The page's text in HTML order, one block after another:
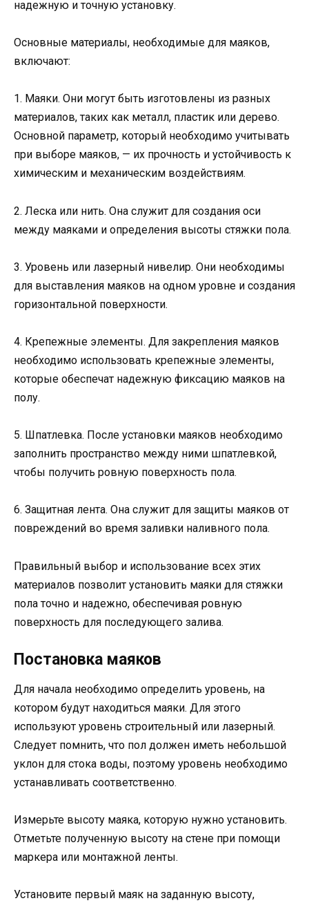
надежную и точную установку.
Основные материалы, необходимые для маяков,
включают:
1. Маяки. Они могут быть изготовлены из разных
материалов, таких как металл, пластик или дерево.
Основной параметр, который необходимо учитывать
при выборе маяков, — их прочность и устойчивость к
химическим и механическим воздействиям.
2. Леска или нить. Она служит для создания оси
между маяками и определения высоты стяжки пола.
3. Уровень или лазерный нивелир. Они необходимы
для выставления маяков на одном уровне и создания
горизонтальной поверхности.
4. Крепежные элементы. Для закрепления маяков
необходимо использовать крепежные элементы,
которые обеспечат надежную фиксацию маяков на
полу.
5. Шпатлевка. После установки маяков необходимо
заполнить пространство между ними шпатлевкой,
чтобы получить ровную поверхность пола.
6. Защитная лента. Она служит для защиты маяков от
повреждений во время заливки наливного пола.
Правильный выбор и использование всех этих
материалов позволит установить маяки для стяжки
пола точно и надежно, обеспечивая ровную
поверхность для последующего залива.
Постановка маяков
Для начала необходимо определить уровень, на
котором будут находиться маяки. Для этого
используют уровень строительный или лазерный.
Следует помнить, что пол должен иметь небольшой
уклон для стока воды, поэтому уровень необходимо
устанавливать соответственно.
Измерьте высоту маяка, которую нужно установить.
Отметьте полученную высоту на стене при помощи
маркера или монтажной ленты.
Установите первый маяк на заданную высоту,